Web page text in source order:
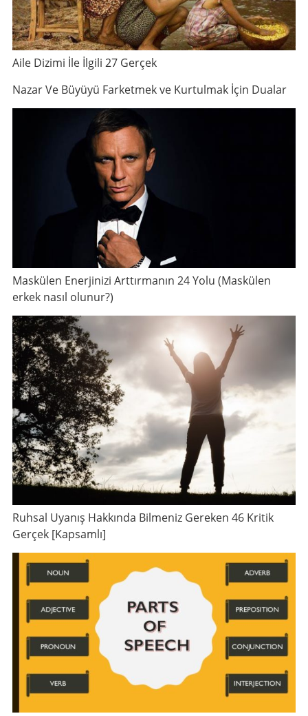
Aile Dizimi İle İlgili 27 Gerçek
Nazar Ve Büyüyü Farketmek ve Kurtulmak İçin Dualar
Maskülen Enerjinizi Arttırmanın 24 Yolu (Maskülen
erkek nasıl olunur?)
Ruhsal Uyanış Hakkında Bilmeniz Gereken 46 Kritik
Gerçek [Kapsamlı]